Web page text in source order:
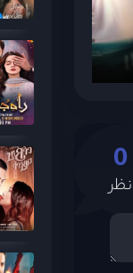
0
نظر